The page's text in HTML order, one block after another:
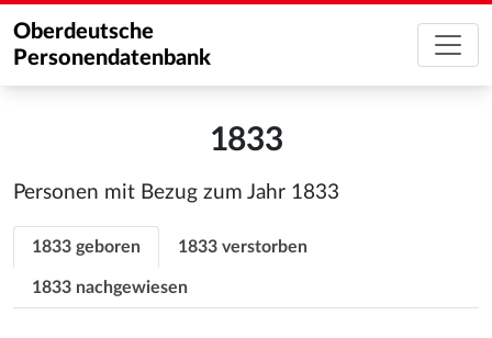
Oberdeutsche
Personendatenbank
1833
Personen mit Bezug zum Jahr 1833
1833 geboren 1833 verstorben
1833 nachgewiesen